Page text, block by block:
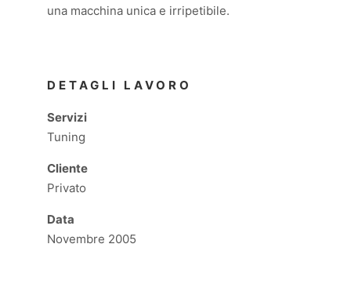
una macchina unica e irripetibile.
DETAGLI LAVORO
Servizi
Tuning
Cliente
Privato
Data
Novembre 2005